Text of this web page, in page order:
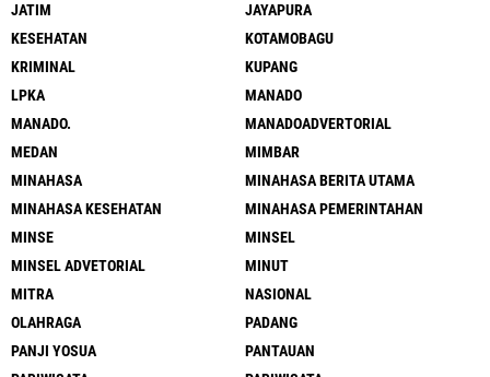
JATIM
JAYAPURA
KESEHATAN
KOTAMOBAGU
KRIMINAL
KUPANG
LPKA
MANADO
MANADO.
MANADOADVERTORIAL
MEDAN
MIMBAR
MINAHASA
MINAHASA BERITA UTAMA
MINAHASA KESEHATAN
MINAHASA PEMERINTAHAN
MINSE
MINSEL
MINSEL ADVETORIAL
MINUT
MITRA
NASIONAL
OLAHRAGA
PADANG
PANJI YOSUA
PANTAUAN